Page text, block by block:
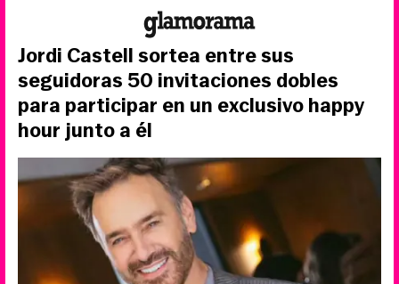
Jordi Castell sortea entre sus
seguidoras 50 invitaciones dobles
para participar en un exclusivo happy
hour junto a él